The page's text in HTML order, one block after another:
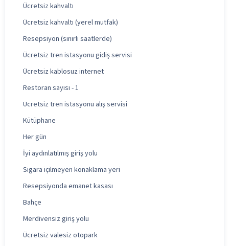
Ücretsiz kahvaltı
Ücretsiz kahvaltı (yerel mutfak)
Resepsiyon (sınırlı saatlerde)
Ücretsiz tren istasyonu gidiş servisi
Ücretsiz kablosuz internet
Restoran sayısı - 1
Ücretsiz tren istasyonu alış servisi
Kütüphane
Her gün
İyi aydınlatılmış giriş yolu
Sigara içilmeyen konaklama yeri
Resepsiyonda emanet kasası
Bahçe
Merdivensiz giriş yolu
Ücretsiz valesiz otopark